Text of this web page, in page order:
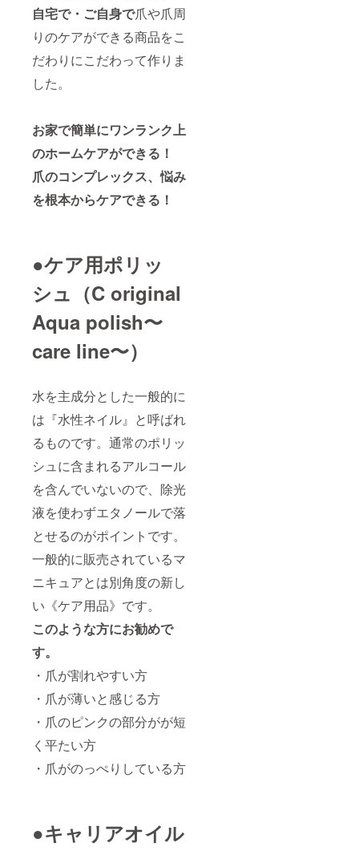
自宅で・ご自身で爪や爪周
りのケアができる商品をこ
だわりにこだわって作りま
した。
お家で簡単にワンランク上
のホームケアができる！
爪のコンプレックス、悩み
を根本からケアできる！
●ケア用ポリッ
シュ（C original
Aqua polish〜
care line〜）
水を主成分とした一般的に
は『水性ネイル』と呼ばれ
るものです。通常のポリッ
シュに含まれるアルコール
を含んでいないので、除光
液を使わずエタノールで落
とせるのがポイントです。
一般的に販売されているマ
ニキュアとは別角度の新し
い《ケア用品》です。
このような方にお勧めで
す。
・爪が割れやすい方
・爪が薄いと感じる方
・爪のピンクの部分がが短
く平たい方
・爪がのっぺりしている方
●キャリアオイル